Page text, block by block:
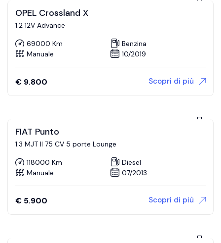
OPEL Crossland X
1.2 12V Advance
69000 Km
Benzina
Manuale
10/2019
€ 9.800 Scopri di più
FIAT Punto
1.3 MJT II 75 CV 5 porte Lounge
118000 Km
Diesel
Manuale
07/2013
€ 5.900 Scopri di più